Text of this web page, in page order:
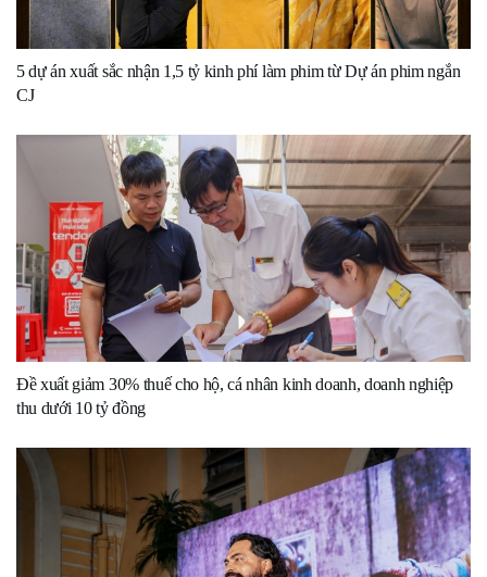
5 dự án xuất sắc nhận 1,5 tỷ kinh phí làm phim từ Dự án phim ngắn
CJ
Đề xuất giảm 30% thuế cho hộ, cá nhân kinh doanh, doanh nghiệp
thu dưới 10 tỷ đồng